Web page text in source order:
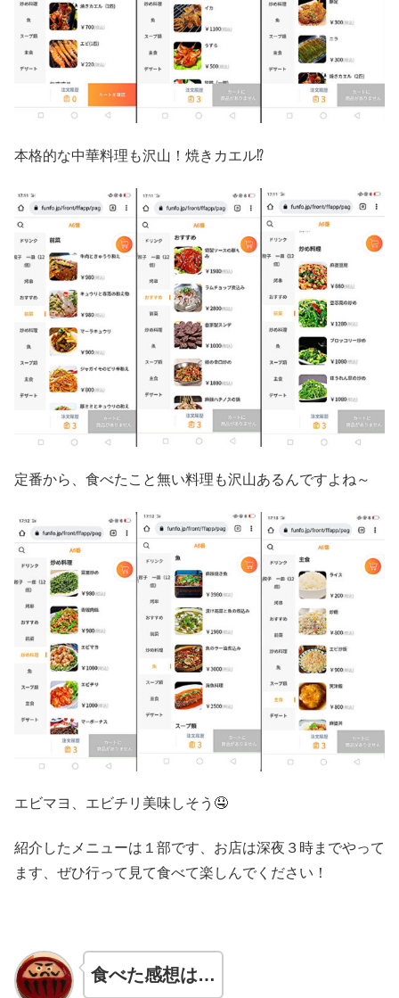
本格的な中華料理も沢山！焼きカエル⁉
定番から、食べたこと無い料理も沢山あるんですよね～
エビマヨ、エビチリ美味しそう🤤
紹介したメニューは１部です、お店は深夜３時までやって
ます、ぜひ行って見て食べて楽しんでください！
食べた感想は…